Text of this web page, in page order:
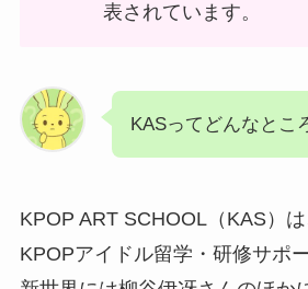
表されています。
KASってどんなとこ
KPOP ART SCHOOL（KAS）
KPOPアイドル留学・研修サポ